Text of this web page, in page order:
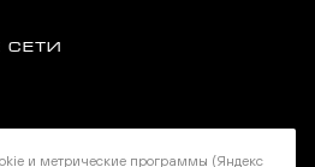
СЕТИ
и метрические программы (Яндекс